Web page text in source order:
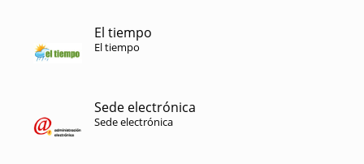
El tiempo
El tiempo
Sede electrónica
Sede electrónica